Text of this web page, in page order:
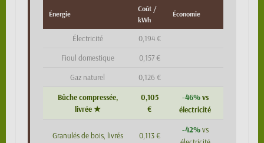
Énergie
Coût /
kWh
Économie
Électricité 0,194 €
Fioul domestique 0,157 €
Gaz naturel 0,126 €
Bûche compressée,
livrée ★
0,105
€
-46%vs
électricité
Granulés de bois, livrés 0,113 €
-42%vs